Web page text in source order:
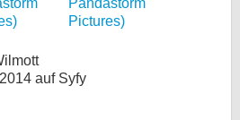
auf Syfy